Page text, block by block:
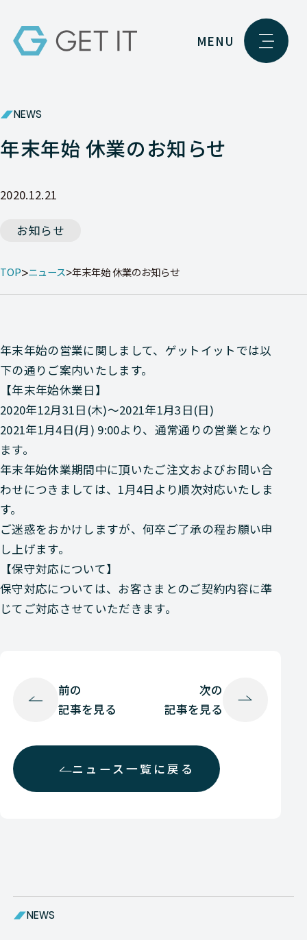
MENU
NEWS
年末年始 休業のお知らせ
2020.12.21
お知らせ
TOP ニュース 年末年始 休業のお知らせ
年末年始の営業に関しまして、ゲットイットでは以
下の通りご案内いたします。
【年末年始休業日】
2020年12月31日(木)～2021年1月3日(日)
2021年1月4日(月) 9:00より、通常通りの営業となり
ます。
年末年始休業期間中に頂いたご注文およびお問い合
わせにつきましては、1月4日より順次対応いたしま
す。
ご迷惑をおかけしますが、何卒ご了承の程お願い申
し上げます。
【保守対応について】
保守対応については、お客さまとのご契約内容に準
じてご対応させていただきます。
前の
記事を見る
ニュース一覧に戻る
次の
記事を見る
NEWS